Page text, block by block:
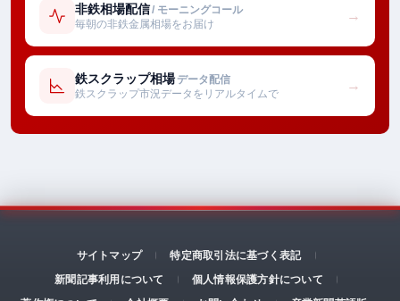
非鉄相場配信/ モーニングコール
毎朝の非鉄金属相場をお届け
→
鉄スクラップ相場 データ配信
鉄スクラップ市況データをリアルタイムで
→
サイトマップ
特定商取引法に基づく表記
新聞記事利用について
個人情報保護方針について